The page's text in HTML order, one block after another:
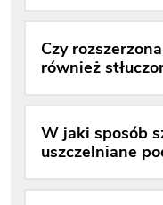
Czy
również
W jaki sposób
uszczelniane